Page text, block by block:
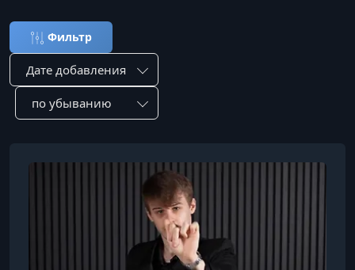
Фильтр
Сортировка по:
Сотировать по: